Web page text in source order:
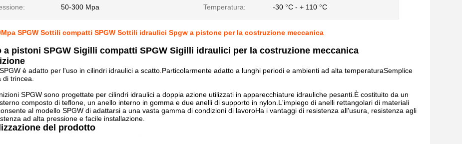
50-300 Mpa Temperatura: -30 °C - + 110 °C
SPGW Sottili compatti SPGW Sottili idraulici Spgw a pistone per la costruzione meccanica
a pistoni SPGW Sigilli compatti SPGW Sigilli idraulici per la costruzione meccanica
è adatto per l'uso in cilindri idraulici a scatto.Particolarmente adatto a lunghi periodi e ambienti ad alta temperaturaSemplice
trincea.
SPGW sono progettate per cilindri idraulici a doppia azione utilizzati in apparecchiature idrauliche pesanti.È costituito da un
composto di teflone, un anello interno in gomma e due anelli di supporto in nylon.L'impiego di anelli rettangolari di materiali
al modello SPGW di adattarsi a una vasta gamma di condizioni di lavoroHa i vantaggi di resistenza all'usura, resistenza agli
ad alta pressione e facile installazione.
del prodotto